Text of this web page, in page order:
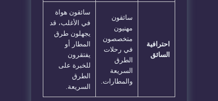
احترافية
السائق
سائقون
مهنيون
متخصصون
في رحلات
الطرق
السريعة
والمطارات.
سائقون هواة
في الأغلب، قد
يجهلون طرق
المطار أو
يفتقرون
للخبرة على
الطرق
السريعة.